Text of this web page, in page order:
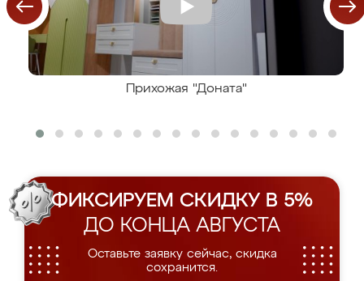
Прихожая "Доната"
ФИКСИРУЕМ СКИДКУ В 5%
ДО КОНЦА АВГУСТА
Оставьте заявку сейчас, скидка
сохранится.